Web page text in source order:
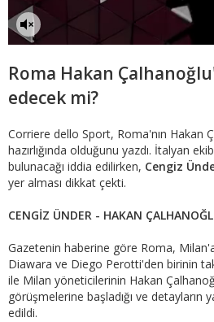
Roma Hakan
edecek mi?
Corriere dello Sport, Roma'nın Hakan
hazırlığında olduğunu yazdı. İtalyan
bulunacağı iddia edilirken, Cengiz
yer alması dikkat çekti.
CENGİZ ÜNDER - HAKAN
Gazetenin haberine göre Roma,
Diawara ve Diego Perotti'den birinin
ile Milan yöneticilerinin Hakan
görüşmelerine başladığı ve detayların
edildi.